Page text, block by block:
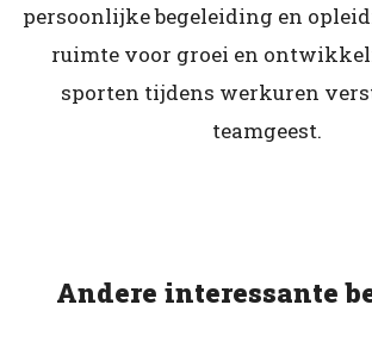
persoonlijke begeleiding en
ruimte voor groei en
sporten tijdens werkuren
teamgeest.
Andere interessante